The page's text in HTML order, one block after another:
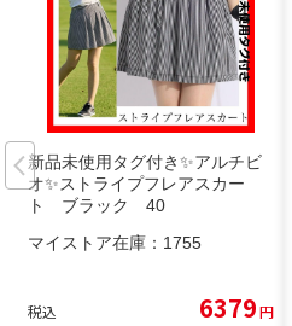
新品未使用タグ付き✨アルチビ
オ✨ストライプフレアスカー
ト ブラック 40
マイストア在庫： 1755
税込 6379円